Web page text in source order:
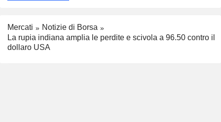
Mercati
Notizie di Borsa
La rupia indiana amplia le perdite e scivola a 96.50 contro il
dollaro USA